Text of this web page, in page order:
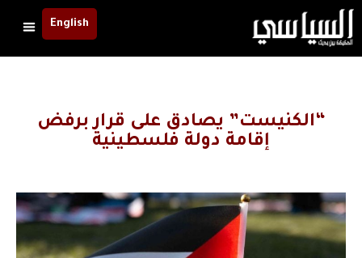
English
“الكنيست” يصادق على قرار برفض
إقامة دولة فلسطينية